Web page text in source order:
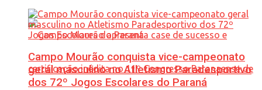
Campo Mourão conquista vice-campeonato
geral masculino no Atletismo Paradesportivo
dos 72º Jogos Escolares do Paraná